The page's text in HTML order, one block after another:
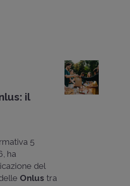
il
5
ha
del
Onlus tra